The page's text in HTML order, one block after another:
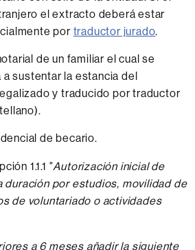
el extracto deberá estar
por traductor jurado.
de un familiar el cual se
sustentar la estancia del
y traducido por traductor
de becario.
1.1.1 "Autorización inicial de
duración por estudios, movilidad de
de voluntariado o actividades
a 6 meses añadir la siguiente